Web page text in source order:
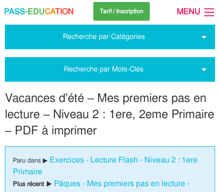
PASS-EDUCATION Tarif / Inscription MENU
Recherche par Catégories
Recherche par Mots-Clés
Vacances d’été – Mes premiers pas en
lecture – Niveau 2 : 1ere, 2eme Primaire
– PDF à imprimer
Paru dans ▶ Exercices - Lecture Flash - Niveau 2 : 1ere
Primaire
Plus récent ▶ Pâques - Mes premiers pas en lecture -